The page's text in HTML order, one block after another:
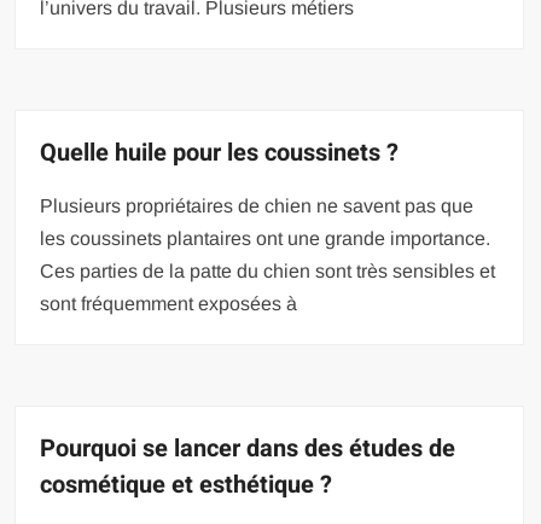
l’univers du travail. Plusieurs métiers
Quelle huile pour les coussinets ?
Plusieurs propriétaires de chien ne savent pas que
les coussinets plantaires ont une grande importance.
Ces parties de la patte du chien sont très sensibles et
sont fréquemment exposées à
Pourquoi se lancer dans des études de
cosmétique et esthétique ?